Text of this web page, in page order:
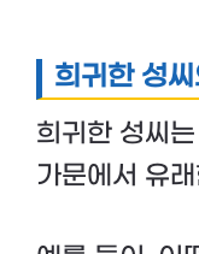
희귀한 성
희귀한 성씨
가문에서 유